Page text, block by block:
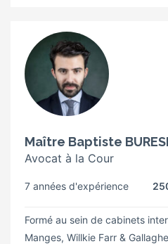
Maître Baptiste BURESI
Avocat à la Cour
7 années d'expérience
Formé au sein de cabinets
Manges, Willkie Farr &